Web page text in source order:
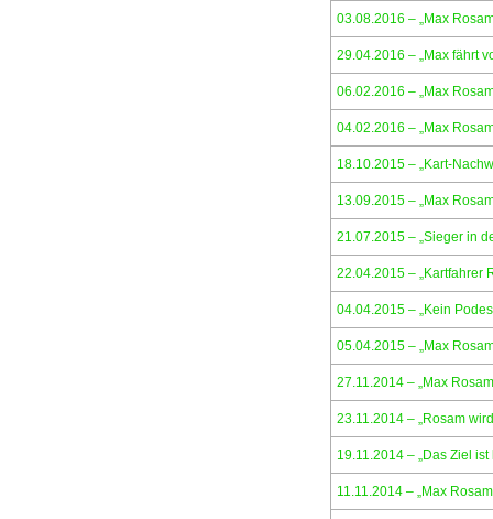
03.08.2016 – „Max
29.04.2016 – „Max fährt
06.02.2016 – „Max
04.02.2016 – „Max
18.10.2015 – „Kart-
13.09.2015 – „Max
21.07.2015 – „Sieger in
22.04.2015 – „Kartfahrer
04.04.2015 – „Kein
05.04.2015 – „Max
27.11.2014 – „Max
23.11.2014 – „Rosam
19.11.2014 – „Das Ziel ist
11.11.2014 – „Max